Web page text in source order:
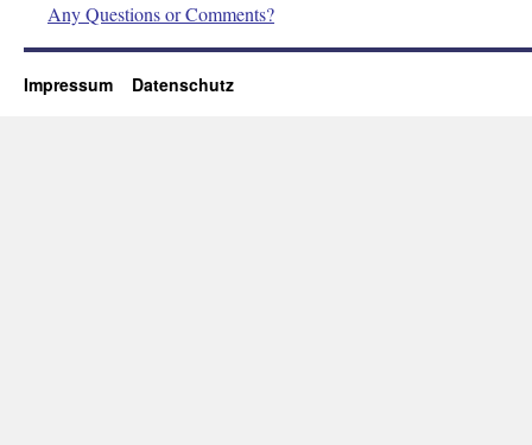
Any Questions or Comments?
Impressum Datenschutz